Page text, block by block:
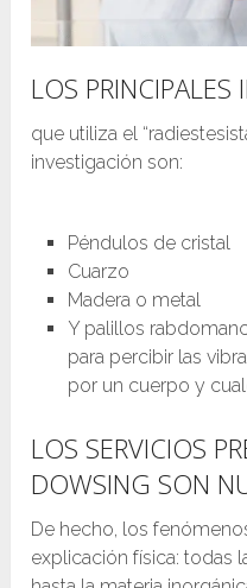
LOS
que utiliza el
investigación son:
Péndulos de cristal
Cuarzo
Madera o metal
Y palillos
para percibir las
por un cuerpo y
LOS SERVICIOS
DOWSING SON
De hecho, los
explicación física: todas